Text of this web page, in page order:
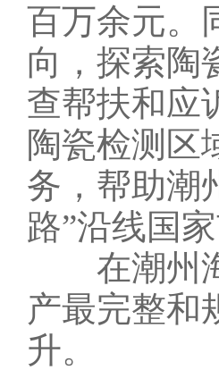
百万余元。
向，探索陶
查帮扶和应
陶瓷检测区
务，帮助潮
路”沿线国家
在潮州海
产最完整和
升。